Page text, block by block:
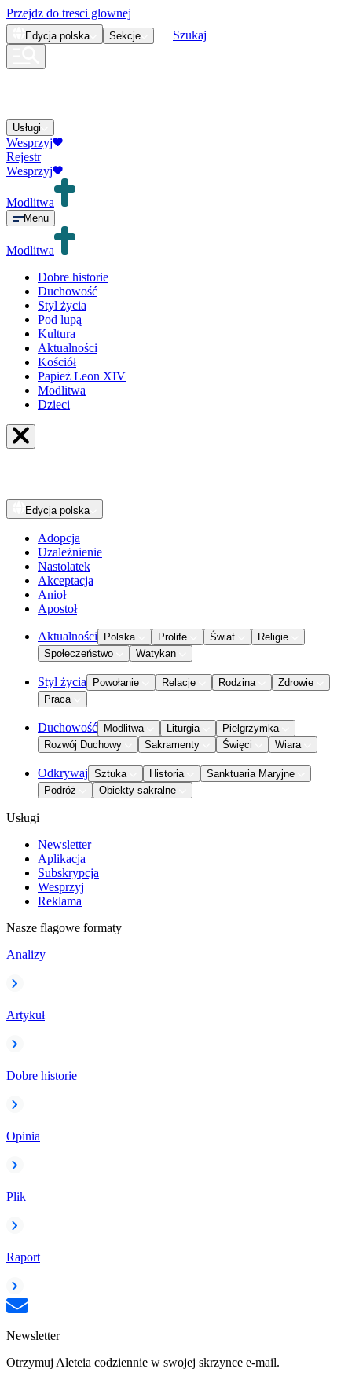
Przejdz do tresci glownej
Edycja polska Sekcje Szukaj
Usługi
Wesprzyj
Rejestr
Wesprzyj
Modlitwa
Menu
Modlitwa
Dobre historie
Duchowość
Styl życia
Pod lupą
Kultura
Aktualności
Kościół
Papież Leon XIV
Modlitwa
Dzieci
Edycja polska
Adopcja
Uzależnienie
Nastolatek
Akceptacja
Anioł
Apostoł
Aktualności Polska Prolife Świat
Religie
Społeczeństwo
Watykan
Styl życia Powołanie Relacje Rodzina
Zdrowie
Praca
Duchowość Modlitwa Liturgia
Pielgrzymka
Rozwój Duchowy
Sakramenty Święci Wiara
Odkrywaj Sztuka Historia
Sanktuaria Maryjne
Podróż
Obiekty sakralne
Usługi
Newsletter
Aplikacja
Subskrypcja
Wesprzyj
Reklama
Nasze flagowe formaty
Analizy
Artykuł
Dobre historie
Opinia
Plik
Raport
Newsletter
Otrzymuj Aleteia codziennie w swojej skrzynce e-mail.